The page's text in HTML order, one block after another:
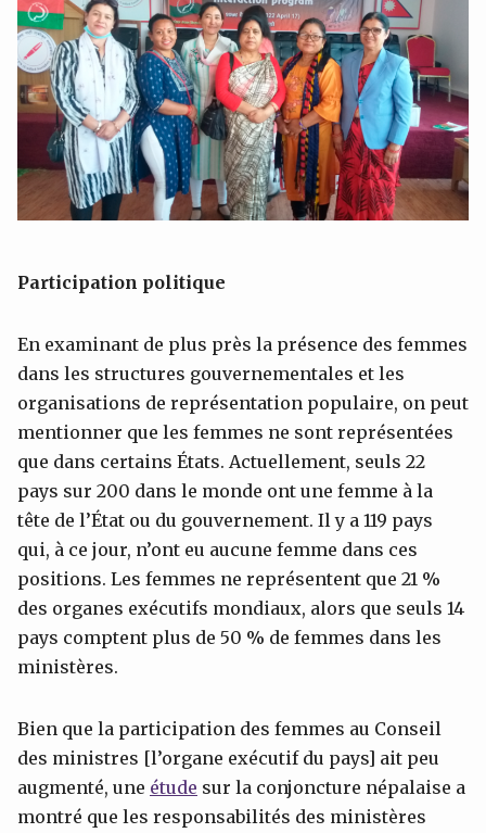
Participation politique
En examinant de plus près la présence des femmes
dans les structures gouvernementales et les
organisations de représentation populaire, on peut
mentionner que les femmes ne sont représentées
que dans certains États. Actuellement, seuls 22
pays sur 200 dans le monde ont une femme à la
tête de l’État ou du gouvernement. Il y a 119 pays
qui, à ce jour, n’ont eu aucune femme dans ces
positions. Les femmes ne représentent que 21 %
des organes exécutifs mondiaux, alors que seuls 14
pays comptent plus de 50 % de femmes dans les
ministères.
Bien que la participation des femmes au Conseil
des ministres [l’organe exécutif du pays] ait peu
augmenté, une étude sur la conjoncture népalaise a
montré que les responsabilités des ministères